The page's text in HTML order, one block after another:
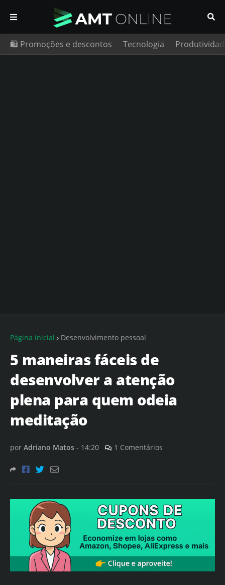
🛍️ Promoções e descontos Tecnologia
Página inicial Desenvolvimento pessoal
5 maneiras fáceis de
desenvolver a atenção
plena para quem odeia
meditação
por Adriano Matos - 14:20 1 Comentários